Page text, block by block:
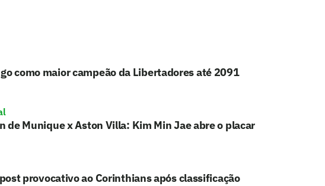
como maior campeão da Libertadores até 2091
de Munique x Aston Villa: Kim Min Jae abre o placar
provocativo ao Corinthians após classificação